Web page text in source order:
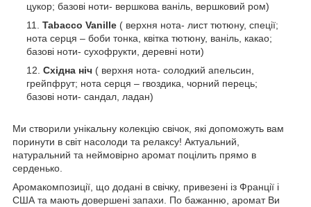
цукор; базові ноти- вершкова ваніль, вершковий ром)
Tabacco Vanille ( верхня нота- лист тютюну, спеції;
нота серця – боби тонка, квітка тютюну, ваніль, какао;
базові ноти- сухофрукти, деревні ноти)
Східна ніч ( верхня нота- солодкий апельсин,
грейпфрут; нота серця – гвоздика, чорний перець;
базові ноти- сандал, ладан)
Ми створили унікальну колекцію свічок, які допоможуть вам
поринути в світ насолоди та релаксу! Актуальний,
натуральний та неймовірно аромат поцілить прямо в
серденько.
Аромакомпозиції, що додані в свічку, привезені із Франції і
США та мають довершені запахи. По бажанню, аромат Ви